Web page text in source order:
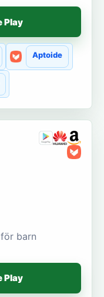
Play
Aptoide
barn
Play